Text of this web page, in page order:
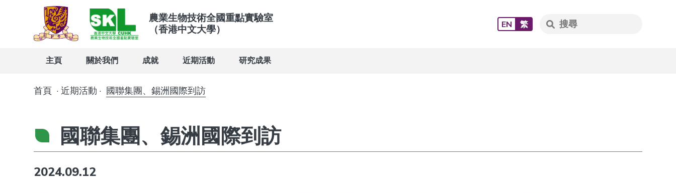
農業生物技術全國重點實驗室
（香港中文大學）
EN 繁
主頁 關於我們 成就 近期活動 研究成果
首頁 ·近期活動 · 國聯集團、錫洲國際到訪
國聯集團、錫洲國際到訪
2024.09.12